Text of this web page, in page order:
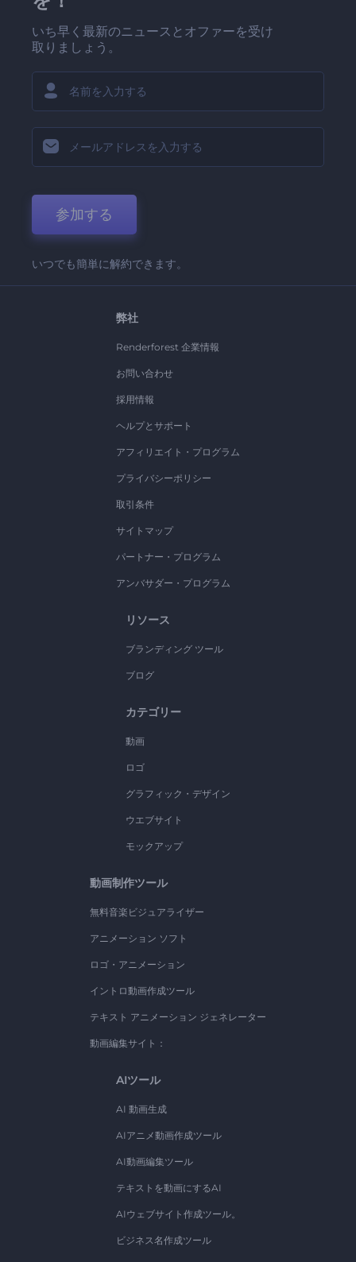
いち早く最新のニュースとオファーを受け
取りましょう。
参加する
いつでも簡単に解約できます。
弊社
Renderforest 企業情報
お問い合わせ
採用情報
ヘルプとサポート
アフィリエイト・プログラム
プライバシーポリシー
取引条件
サイトマップ
パートナー・プログラム
アンバサダー・プログラム
リソース
ブランディング ツール
ブログ
カテゴリー
動画
ロゴ
グラフィック・デザイン
ウエブサイト
モックアップ
動画制作ツール
無料音楽ビジュアライザー
アニメーション ソフト
ロゴ・アニメーション
イントロ動画作成ツール
テキスト アニメーション ジェネレーター
動画編集サイト：
AIツール
AI 動画生成
AIアニメ動画作成ツール
AI動画編集ツール
テキストを動画にするAI
AIウェブサイト作成ツール。
ビジネス名作成ツール